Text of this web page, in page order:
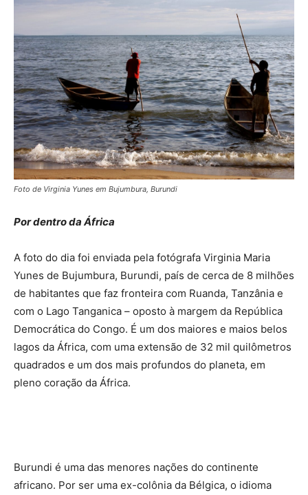
Foto de Virginia Yunes em Bujumbura, Burundi
Por dentro da África
A foto do dia foi enviada pela fotógrafa Virginia Maria
Yunes de Bujumbura, Burundi, país de cerca de 8 milhões
de habitantes que faz fronteira com Ruanda, Tanzânia e
com o Lago Tanganica – oposto à margem da República
Democrática do Congo. É um dos maiores e maios belos
lagos da África, com uma extensão de 32 mil quilômetros
quadrados e um dos mais profundos do planeta, em
pleno coração da África.
Burundi é uma das menores nações do continente
africano. Por ser uma ex-colônia da Bélgica, o idioma